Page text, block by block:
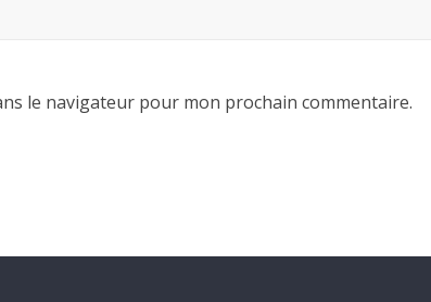
le navigateur pour mon prochain commentaire.